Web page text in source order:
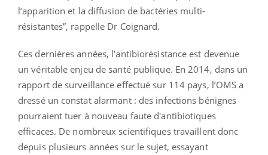
l’apparition et la diffusion de bactéries multi-
résistantes”, rappelle Dr Coignard.
Ces dernières années, l’antibiorésistance est devenue
un véritable enjeu de santé publique. En 2014, dans un
rapport de surveillance effectué sur 114 pays, l’OMS a
dressé un constat alarmant : des infections bénignes
pourraient tuer à nouveau faute d'antibiotiques
efficaces. De nombreux scientifiques travaillent donc
depuis plusieurs années sur le sujet, essayant